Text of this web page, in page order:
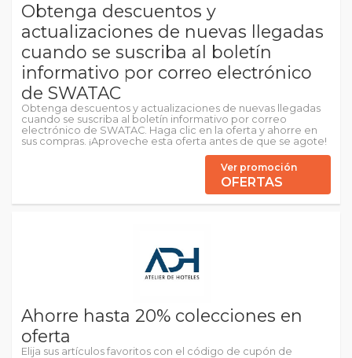
Obtenga descuentos y
actualizaciones de nuevas llegadas
cuando se suscriba al boletín
informativo por correo electrónico
de SWATAC
Obtenga descuentos y actualizaciones de nuevas llegadas
cuando se suscriba al boletín informativo por correo
electrónico de SWATAC. Haga clic en la oferta y ahorre en
sus compras. ¡Aproveche esta oferta antes de que se agote!
Ver promoción
OFERTAS
Ahorre hasta 20% colecciones en
oferta
Elija sus artículos favoritos con el código de cupón de